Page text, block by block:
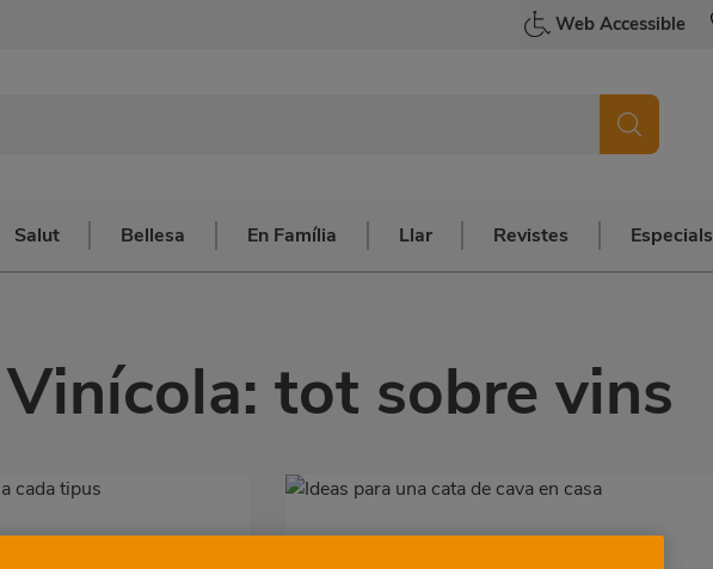
Web Accessible
Salut Bellesa En Família Llar Revistes Especials
tot sobre vins